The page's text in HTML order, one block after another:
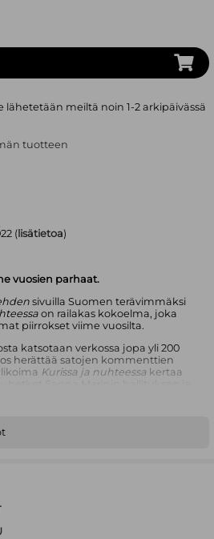
( lisätietoa)
vuosien parhaat.
sivuilla Suomen terävimmäksi
on railakas kokoelma, joka
piirrokset viime vuosilta.
katsotaan verkossa jopa yli 200
herättää satojen kommenttien
Kurissa ja nuhteessa kertaa
muistuttavilta vuosilta. Rannan
olennaisen niin rajoitusten
Kuvat on varustettu piirtäjän
sarjakuvaromaani täyttymättömistä
ja tinkimättömän taiteilijan
meiltä noin 1-2 arkipäivässä
tuotteen